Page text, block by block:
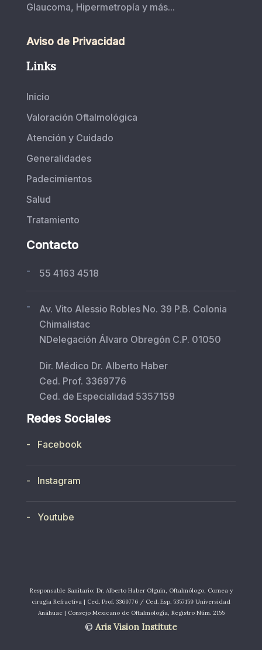
Glaucoma, Hipermetropía y más...
Aviso de Privacidad
Links
Inicio
Valoración Oftalmológica
Atención y Cuidado
Generalidades
Padecimientos
Salud
Tratamiento
Contacto
- 55 4163 4518
-
Av. Vito Alessio Robles No. 39 P.B. Colonia
Chimalistac
NDelegación Álvaro Obregón C.P. 01050
Dir. Médico Dr. Alberto Haber
Ced. Prof. 3369776
Ced. de Especialidad 5357159
Redes Sociales
- Facebook
- Instagram
- Youtube
Responsable Sanitario: Dr. Alberto Haber Olguín, Oftalmólogo, Cornea y
cirugía Refractiva | Ced. Prof. 3369776 / Ced. Esp. 5357159 Universidad
Anáhuac | Consejo Mexicano de Oftalmología, Registro Núm. 2155
© Aris Vision Institute